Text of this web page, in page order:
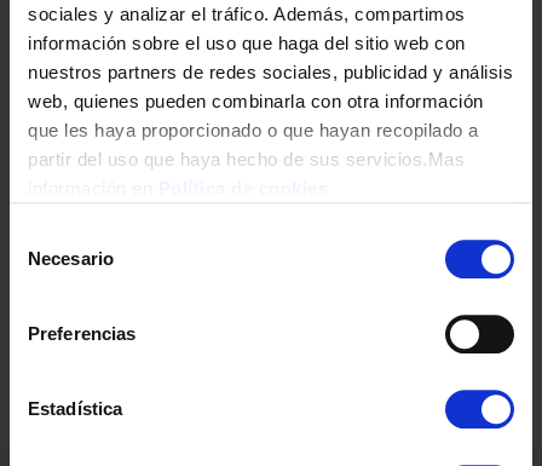
sociales y analizar el tráfico. Además, compartimos
información sobre el uso que haga del sitio web con
nuestros partners de redes sociales, publicidad y análisis
web, quienes pueden combinarla con otra información
que les haya proporcionado o que hayan recopilado a
partir del uso que haya hecho de sus servicios.Mas
Necesario
Preferencias
Estadística